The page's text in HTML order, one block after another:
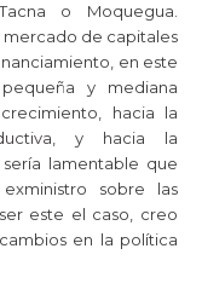
o Moquegua.
de capitales
en este
y mediana
hacia la
y hacia la
lamentable que
sobre las
este el caso, creo
en la política